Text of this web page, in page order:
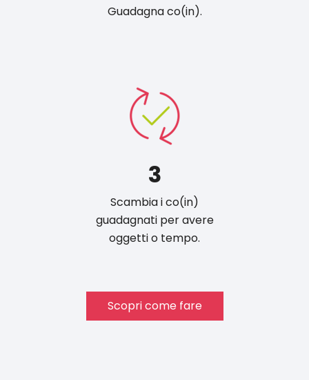
Guadagna co(in).
3
Scambia i co(in)
guadagnati per avere
oggetti o tempo.
Scopri come fare